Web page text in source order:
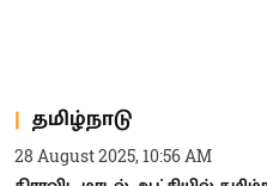
தமிழ்நாடு
28 August 2025, 10:56 AM